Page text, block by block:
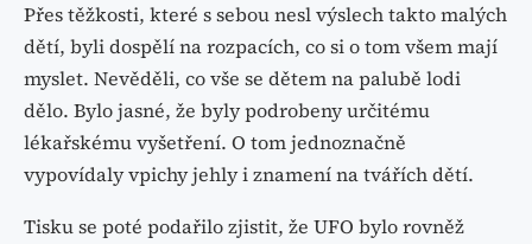
Přes těžkosti, které s sebou nesl výslech takto malých
dětí, byli dospělí na rozpacích, co si o tom všem mají
myslet. Nevěděli, co vše se dětem na palubě lodi
dělo. Bylo jasné, že byly podrobeny určitému
lékařskému vyšetření. O tom jednoznačně
vypovídaly vpichy jehly i znamení na tvářích dětí.
Tisku se poté podařilo zjistit, že UFO bylo rovněž